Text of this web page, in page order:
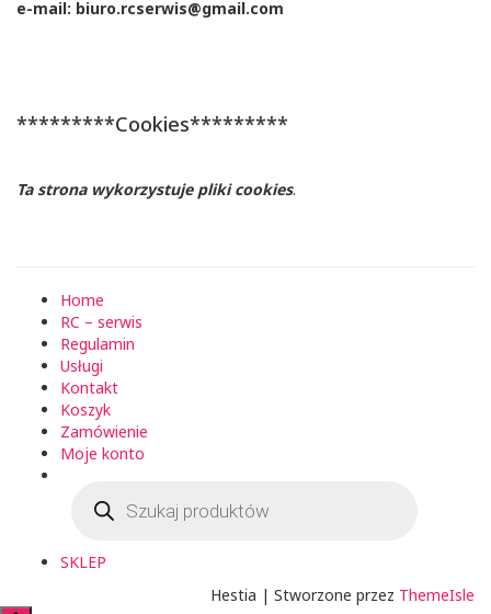
e-mail: biuro.rcserwis@gmail.com
*********Cookies*********
Ta strona wykorzystuje pliki cookies.
Home
RC – serwis
Regulamin
Usługi
Kontakt
Koszyk
Zamówienie
Moje konto
produktów
SKLEP
Hestia | Stworzone przez ThemeIsle